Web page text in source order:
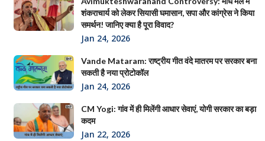
शंकराचार्य को लेकर सियासी घमासान, सपा और कांग्रेस ने किया
समर्थन! जानिए क्या है पूरा विवाद?
Jan 24, 2026
Vande Mataram: राष्ट्रीय गीत वंदे मातरम पर सरकार बना
सकती है नया प्रोटोकॉल
Jan 24, 2026
CM Yogi: गांव में ही मिलेंगी आधार सेवाएं, योगी सरकार का बड़ा
कदम
Jan 22, 2026